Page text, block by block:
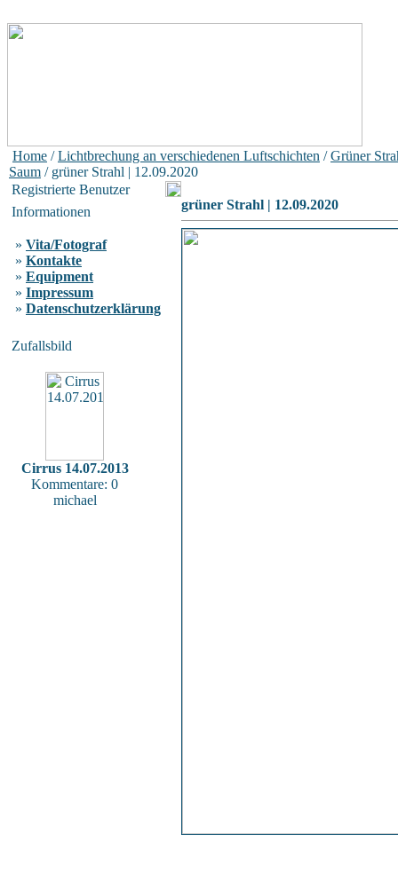
Home /Lichtbrechung an verschiedenen Luftschichten /Grüner
Saum / grüner Strahl | 12.09.2020
Registrierte Benutzer
Informationen
» Vita/Fotograf
» Kontakte
» Equipment
» Impressum
» Datenschutzerklärung
Zufallsbild
Cirrus 14.07.2013
Kommentare: 0
michael
grüner Strahl | 12.09.2020